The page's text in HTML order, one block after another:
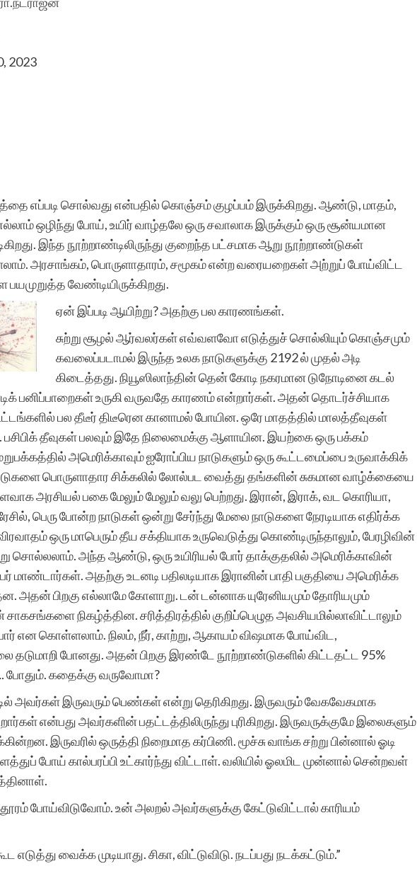
2023
எப்படி சொல்வது என்பதில் கொஞ்சம் குழப்பம் இருக்கிறது. ஆண்டு, மாதம்,
ஒழிந்து போய், உயிர் வாழ்தலே ஒரு சவாலாக இருக்கும் ஒரு சூன்யமான
இந்த நூற்றாண்டிலிருந்து குறைந்த பட்சமாக ஆறு நூற்றாண்டுகள்
அரசாங்கம், பொருளாதாரம், சமூகம் என்ற வரையறைகள் அற்றுப் போய்விட்ட
வேண்டியிருக்கிறது.
ஏன் இப்படி ஆயிற்று? அதற்கு பல காரணங்கள்.
சுற்று சூழல் ஆர்வலர்கள் எவ்வளவோ எடுத்துச் சொல்லியும் கொஞ்சமும்
கவலைப்படாமல் இருந்த உலக நாடுகளுக்கு 2192 ல் முதல் அடி
கிடைத்தது. நியூஸிலாந்தின் தென் கோடி நகரமான டுநோடினை கடல்
பனிப்பாறைகள் உருகி வருவதே காரணம் என்றார்கள். அதன் தொடர்ச்சியாக
பல தீடீர் திடீரென கானாமல் போயின. ஒரே மாதத்தில் மாலத்தீவுகள்
தீவுகள் பலவும் இதே நிலைமைக்கு ஆளாயின. இயற்கை ஒரு பக்கம்
அமெரிக்காவும் ஐரோப்பிய நாடுகளும் ஒரு கூட்டமைப்பை உருவாக்கிக்
பொருளாதார சிக்கலில் லோல்பட வைத்து தங்களின் சுகமான வாழ்க்கையை
அரசியல் பகை மேலும் மேலும் வலு பெற்றது. இரான், இராக், வட கொரியா,
பெரு போன்ற நாடுகள் ஒன்று சேர்ந்து மேலை நாடுகளை நேரடியாக எதிர்க்க
ஒரு மாபெரும் தீய சக்தியாக உருவெடுத்து கொண்டிருந்தாலும், பேரழிவின்
சொல்லலாம். அந்த ஆண்டு, ஒரு உயிரியல் போர் தாக்குதலில் அமெரிக்காவின்
மாண்டார்கள். அதற்கு உடனடி பதிலடியாக இரானின் பாதி பகுதியை அமெரிக்க
அதன் பிறகு எல்லாமே கோளாறு. டன் டன்னாக யுரேனியமும் தோரியமும்
நிகழ்த்தின. சரித்திரத்தில் குறிப்பெழுத அவசியமில்லாவிட்டாலும்
என கொள்ளலாம். நிலம், நீர், காற்று, ஆகாயம் விஷமாக போய்விட,
போனது. அதன் பிறகு இரண்டே நூற்றாண்டுகளில் கிட்டதட்ட 95%
போதும். கதைக்கு வருவோமா?
அவர்கள் இருவரும் பெண்கள் என்று தெரிகிறது. இருவரும் வேகவேகமாக
என்பது அவர்களின் பதட்டத்திலிருந்து புரிகிறது. இருவருக்குமே இலைகளும்
இருவரில் ஒருத்தி நிறைமாத கர்பிணி. மூச்சு வாங்க சற்று பின்னால் ஓடி
போய் கால்பரப்பி உட்கார்ந்து விட்டாள். வலியில் ஓலமிட முன்னால் சென்றவள்
போய்விடுவோம். உன் அலறல் அவர்களுக்கு கேட்டுவிட்டால் காரியம்
வைக்க முடியாது. சிகா, விட்டுவிடு. நடப்பது நடக்கட்டும்.”
சுயமாக ஏற்படும்
எண்ணங்கள் தவிர
மனிதர்களுக்கு வாழ்க்கை
அனுபவங்கள் மூலம் நிறைய
எண்ணங்களையும், மனதில்
நினைவுகளையும்